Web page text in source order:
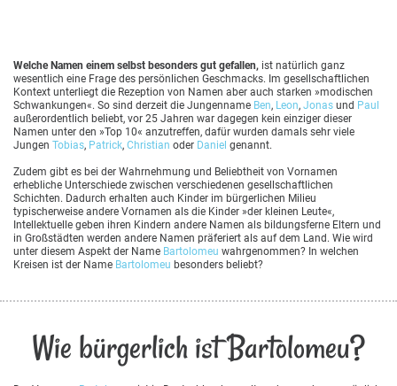
Welche Namen einem selbst besonders gut gefallen, ist natürlich ganz
wesentlich eine Frage des persönlichen Geschmacks. Im gesellschaftlichen
Kontext unterliegt die Rezeption von Namen aber auch starken »modischen
Schwankungen«. So sind derzeit die Jungenname Ben, Leon, Jonas und Paul
außerordentlich beliebt, vor 25 Jahren war dagegen kein einziger dieser
Namen unter den »Top 10« anzutreffen, dafür wurden damals sehr viele
Jungen Tobias, Patrick, Christian oder Daniel genannt.
Zudem gibt es bei der Wahrnehmung und Beliebtheit von Vornamen
erhebliche Unterschiede zwischen verschiedenen gesellschaftlichen
Schichten. Dadurch erhalten auch Kinder im bürgerlichen Milieu
typischerweise andere Vornamen als die Kinder »der kleinen Leute«,
Intellektuelle geben ihren Kindern andere Namen als bildungsferne Eltern und
in Großstädten werden andere Namen präferiert als auf dem Land. Wie wird
unter diesem Aspekt der Name Bartolomeu wahrgenommen? In welchen
Kreisen ist der Name Bartolomeu besonders beliebt?
Wie bürgerlich ist Bartolomeu?